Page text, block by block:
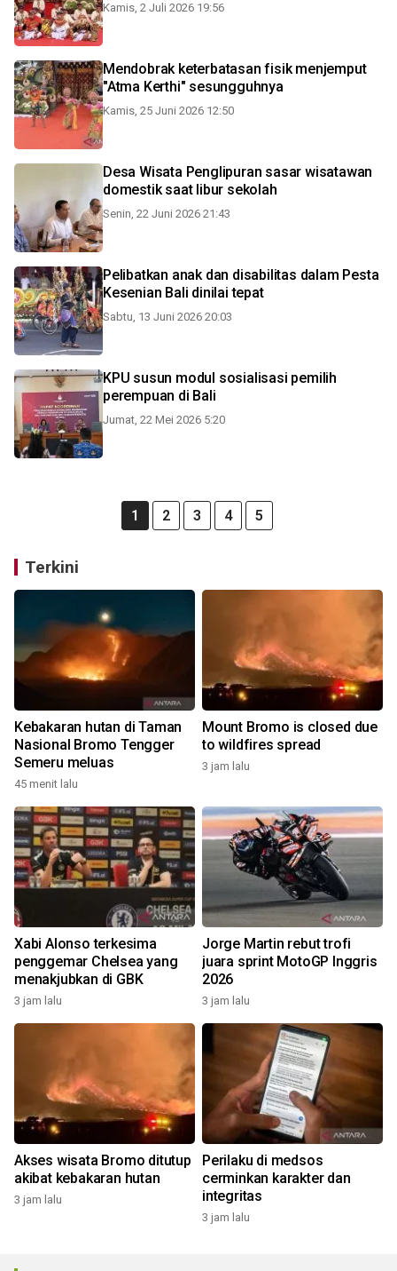
Kamis, 2 Juli 2026 19:56
Mendobrak keterbatasan fisik menjemput
"Atma Kerthi" sesungguhnya
Kamis, 25 Juni 2026 12:50
Desa Wisata Penglipuran sasar wisatawan
domestik saat libur sekolah
Senin, 22 Juni 2026 21:43
Pelibatkan anak dan disabilitas dalam Pesta
Kesenian Bali dinilai tepat
Sabtu, 13 Juni 2026 20:03
KPU susun modul sosialisasi pemilih
perempuan di Bali
Jumat, 22 Mei 2026 5:20
1 2 3 4 5
Terkini
Kebakaran hutan di Taman
Nasional Bromo Tengger
Semeru meluas
45 menit lalu
Mount Bromo is closed due
to wildfires spread
3 jam lalu
Xabi Alonso terkesima
penggemar Chelsea yang
menakjubkan di GBK
3 jam lalu
Jorge Martin rebut trofi
juara sprint MotoGP Inggris
2026
3 jam lalu
Akses wisata Bromo ditutup
akibat kebakaran hutan
3 jam lalu
Perilaku di medsos
cerminkan karakter dan
integritas
3 jam lalu